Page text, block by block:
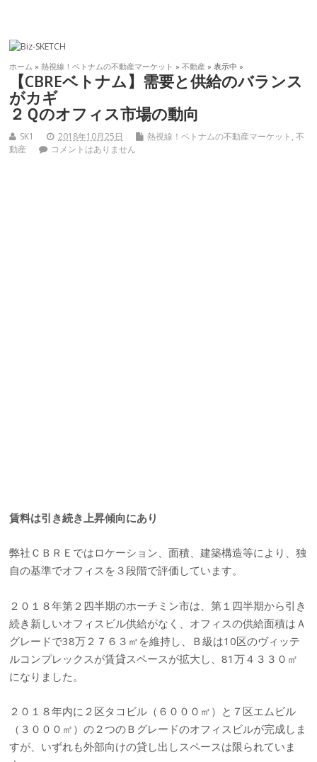
ホーム »熱視線！ベトナムの不動産マーケット »不動産 » 表示中 »
【CBREベトナム】需要と供給のバランス
がカギ
２Ｑのオフィス市場の動向
SK1 2018年10月25日 熱視線！ベトナムの不動産マーケット ,不
動産
コメントはありません
賃料は引き続き上昇傾向にあり
弊社ＣＢＲＥではロケーション、面積、建築構造等により、独
自の基準でオフィスを３段階で評価しています。
２０１８年第２四半期のホーチミン市は、第１四半期から引き
続き新しいオフィスビル供給がなく、オフィスの供給面積はＡ
グレードで38万２７６３㎡を維持し、Ｂ級は10区のヴィッテ
ルコンプレックスが賃貸スペースが拡大し、81万４３３０㎡
になりました。
２０１８年内に２区タコビル（６０００㎡）と７区エムビル
（３０００㎡）の２つのＢグレードのオフィスビルが完成しま
すが、いずれも外部向けの貸し出しスペースは限られていま